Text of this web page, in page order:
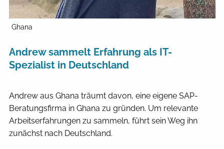
Ghana
Andrew sammelt Erfahrung als IT-
Spezialist in Deutschland
Andrew aus Ghana träumt davon, eine eigene SAP-
Beratungsfirma in Ghana zu gründen. Um relevante
Arbeitserfahrungen zu sammeln, führt sein Weg ihn
zunächst nach Deutschland.